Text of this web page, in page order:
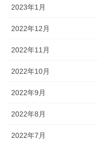
2023年1月
2022年12月
2022年11月
2022年10月
2022年9月
2022年8月
2022年7月